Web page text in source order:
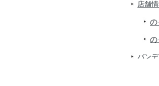
店舗
の
の
バン